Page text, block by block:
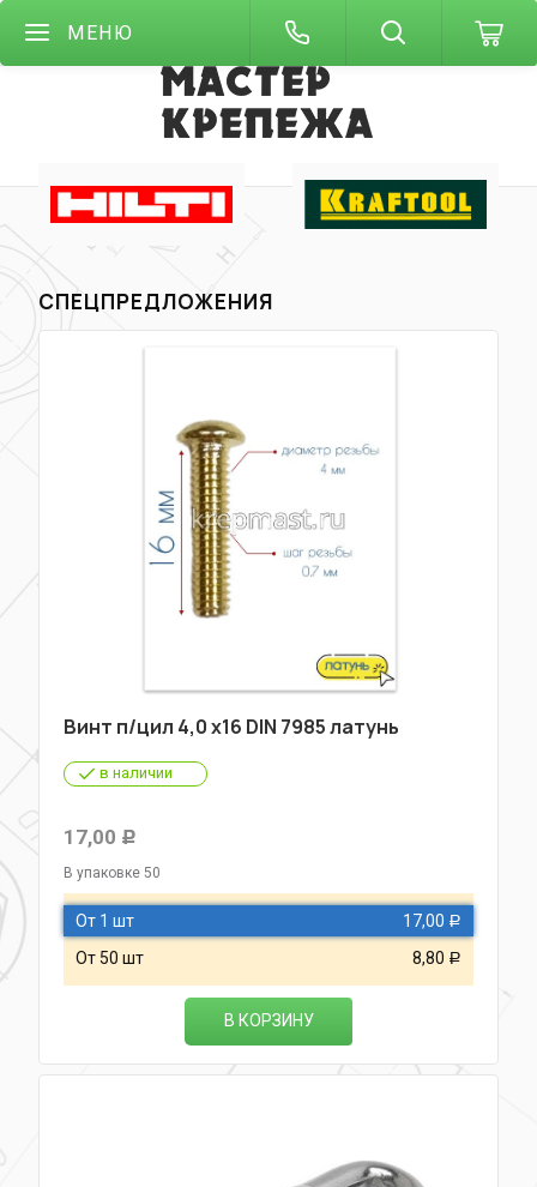
МЕНЮ
СПЕЦПРЕДЛОЖЕНИЯ
Винт п/цил 4,0 х16 DIN 7985 латунь
в наличии
17,00 Р
В упаковке 50
От 1 шт 17,00 Р
От 50 шт 8,80 Р
В КОРЗИНУ